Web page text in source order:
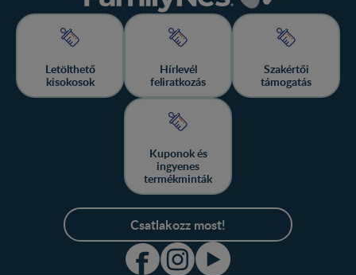
Letölthető
kisokosok
Hírlevél
feliratkozás
Szakértői
támogatás
Kuponok és
ingyenes
termékminták
Csatlakozz most!